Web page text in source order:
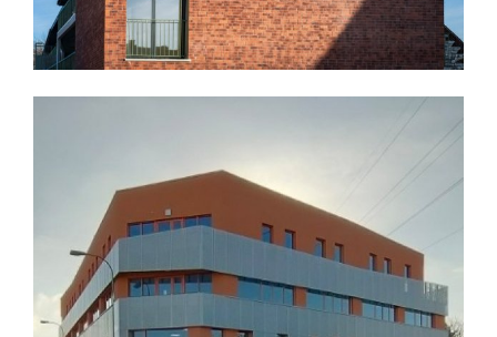
Découvrir
RÉSEIDENCE DE 300 LOGEMENTS ÉTUDIANTS A
VILLENEUVE D'ASCQ - LOT MÉTALLERIE
Nos références de chantiers